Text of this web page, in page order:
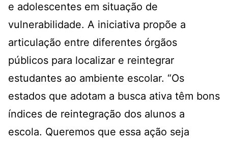
e adolescentes em situação de
vulnerabilidade. A iniciativa propõe a
articulação entre diferentes órgãos
públicos para localizar e reintegrar
estudantes ao ambiente escolar. “Os
estados que adotam a busca ativa têm bons
índices de reintegração dos alunos a
escola. Queremos que essa ação seja